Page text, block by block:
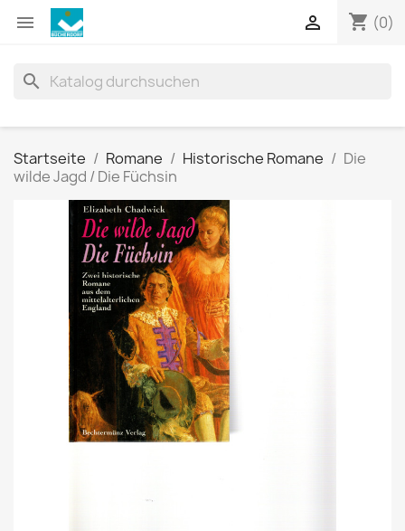
 shopping_cart (0)

search
Startseite Romane Historische Romane
Die
wilde Jagd / Die Füchsin